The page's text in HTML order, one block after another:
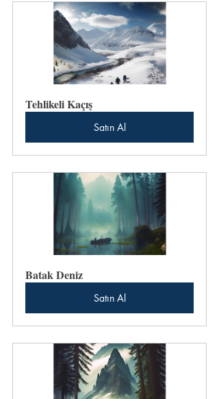
Tehlikeli Kaçış
Satın Al
Batak Deniz
Satın Al